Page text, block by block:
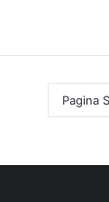
Pagina